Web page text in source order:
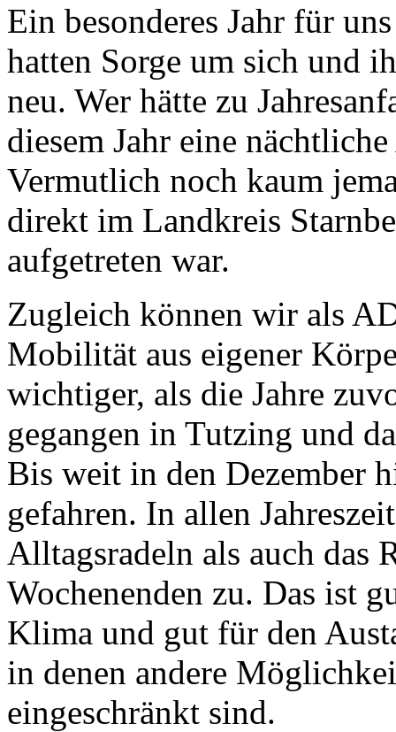
Ein besonderes Jahr für
hatten Sorge um sich und
neu. Wer hätte zu
diesem Jahr eine
Vermutlich noch kaum
direkt im Landkreis
aufgetreten war.
Zugleich können wir als
Mobilität aus eigener
wichtiger, als die Jahre
gegangen in Tutzing und
Bis weit in den Dezember
gefahren. In allen
Alltagsradeln als auch das
Wochenenden zu. Das ist
Klima und gut für den
in denen andere
eingeschränkt sind.